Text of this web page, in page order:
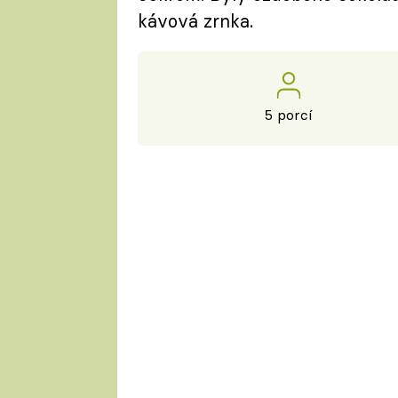
kávová zrnka.
5 porcí